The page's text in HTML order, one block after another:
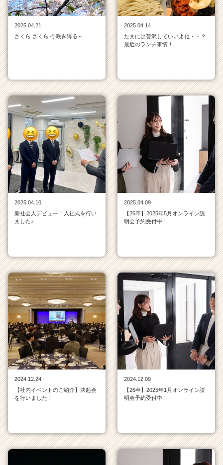
ー・
成
企
ウ
ト
が
届
く
就
活
サ
ト
ア
h
e
e
r
C
a
r
e
e
r）
2025.04.21
さくら さくら 今咲き誇る～
2025.04.14
たまには贅沢していいよね・・？
最近のランチ事情！
2025.04.10
新社会人デビュー！入社式を行い
ました♪
2025.04.09
【26卒】2025年5月オンライン説
明会予約受付中！
2024.12.24
【社内イベントのご紹介】決起会
を行いました！
2024.12.09
【26卒】2025年1月オンライン説
明会予約受付中！